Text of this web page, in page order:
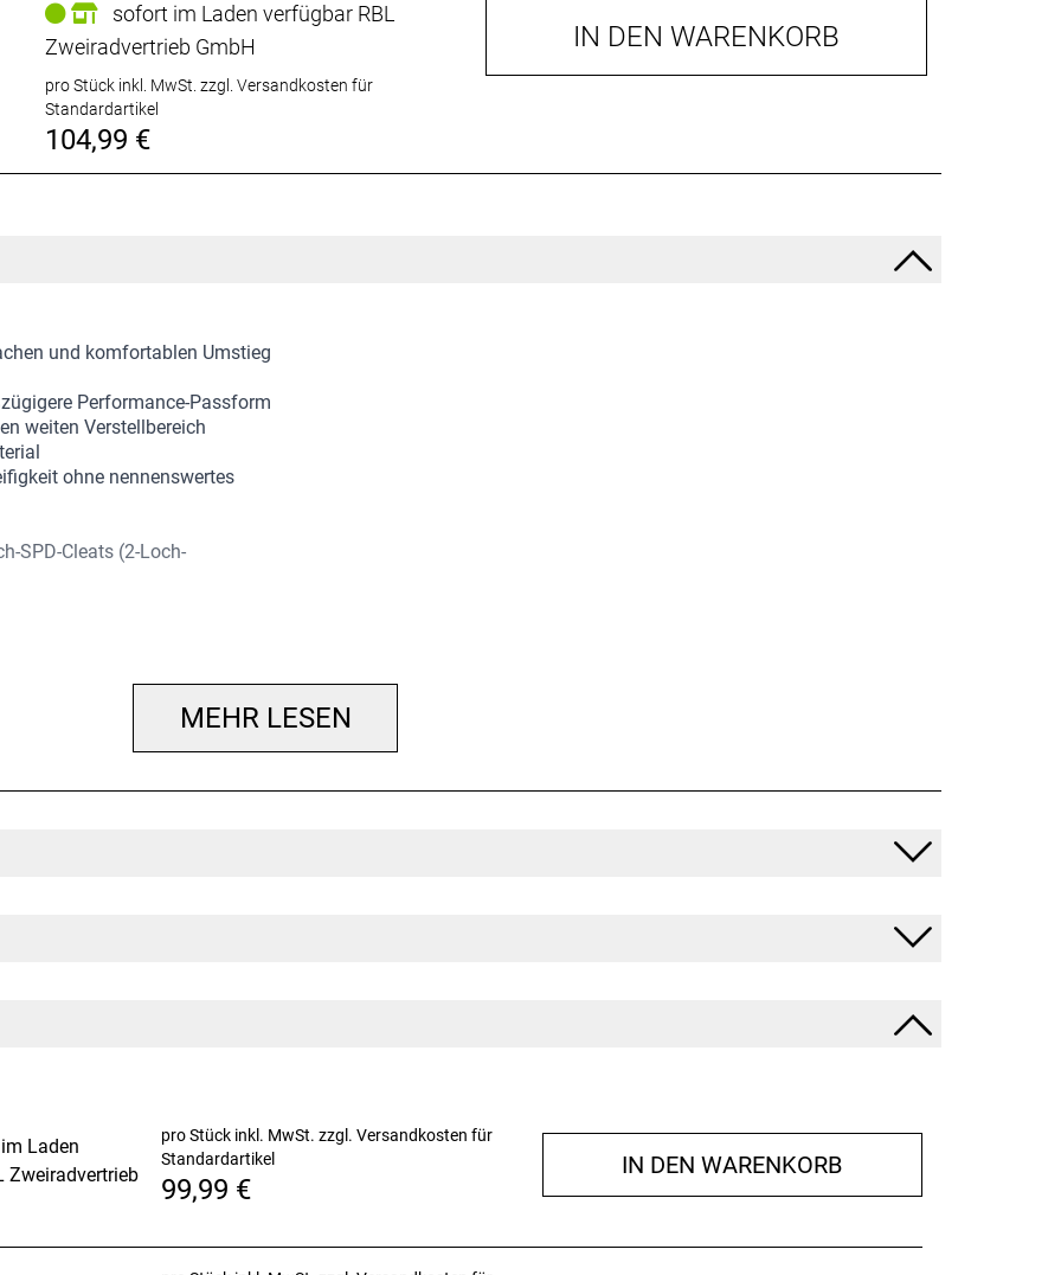
sofort im Laden verfügbar RBL
Zweiradvertrieb GmbH
pro Stück inkl. MwSt. zzgl. Versandkosten für
Standardartikel
104,99 €
IN DEN WARENKORB
und komfortablen Umstieg
Performance-Passform
weiten Verstellbereich
ohne nennenswertes
SPD-Cleats (2-Loch-
Verstellbereich für
sich an deinen Fuß an
Material garantiert eine
Cleats (2-Loch-Montageplatte
MEHR LESEN
Laden
Zweiradvertrieb
pro Stück inkl. MwSt.zzgl. Versandkosten für
Standardartikel
99,99 €
IN DEN WARENKORB